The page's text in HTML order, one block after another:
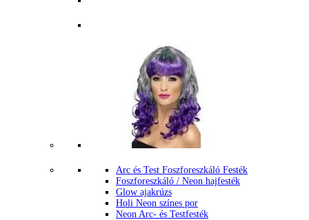
Arc és Test Foszforeszkáló Festék
Foszforeszkáló / Neon hajfesték
Glow ajakrúzs
Holi Neon színes por
Neon Arc- és Testfesték